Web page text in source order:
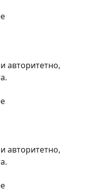
авторитетно,
авторитетно,